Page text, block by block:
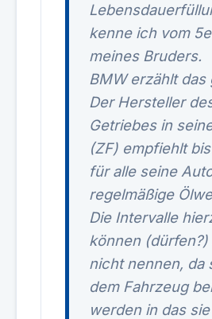
kenne ich vom
meines Bruders.
BMW erzählt das
Der Hersteller
Getriebes in
(ZF) empfiehlt
für alle seine
regelmäßige
Die Intervalle
können (dürfen?)
nicht nennen, da
dem Fahrzeug
werden in das